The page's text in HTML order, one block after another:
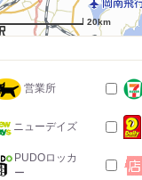
20km
営業所
ニューデイズ
PUDOロッカ
ー